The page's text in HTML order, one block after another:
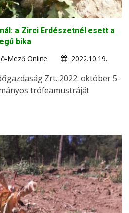
a Zirci Erdészetnél esett a
bika
Mező Online
2022.10.19.
Zrt. 2022. október 5-
trófeamustráját